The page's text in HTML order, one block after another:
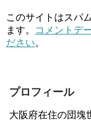
このサイトはスパ
ます。
コメントデ
ださい。
プロフィール
大阪府在住の団塊